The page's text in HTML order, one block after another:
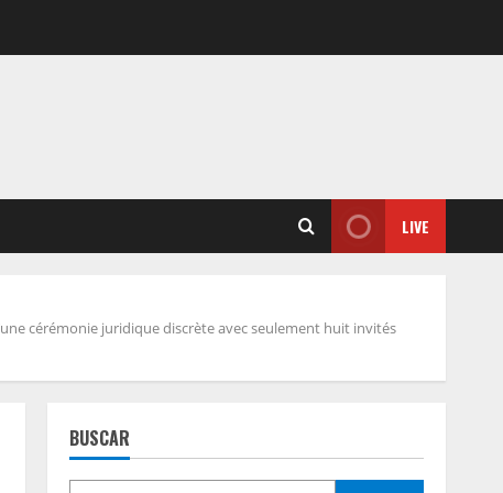
LIVE
cérémonie juridique discrète avec seulement huit invités
BUSCAR